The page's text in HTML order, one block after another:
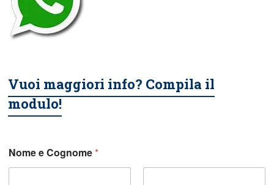
Vuoi maggiori info? Compila il
modulo!
Nome e Cognome*